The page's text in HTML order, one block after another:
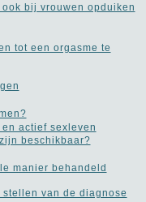
bij vrouwen opduiken
tot een orgasme te
actief sexleven
beschikbaar?
manier behandeld
van de diagnose